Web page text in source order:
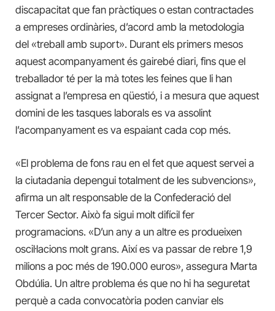
discapacitat que fan pràctiques o estan contractades
a empreses ordinàries, d’acord amb la metodologia
del «treball amb suport». Durant els primers mesos
aquest acompanyament és gairebé diari, fins que el
treballador té per la mà totes les feines que li han
assignat a l’empresa en qüestió, i a mesura que aquest
domini de les tasques laborals es va assolint
l’acompanyament es va espaiant cada cop més.
«El problema de fons rau en el fet que aquest servei a
la ciutadania depengui totalment de les subvencions»,
afirma un alt responsable de la Confederació del
Tercer Sector. Això fa sigui molt difícil fer
programacions. «D’un any a un altre es produeixen
oscil·lacions molt grans. Així es va passar de rebre 1,9
milions a poc més de 190.000 euros», assegura Marta
Obdúlia. Un altre problema és que no hi ha seguretat
perquè a cada convocatòria poden canviar els